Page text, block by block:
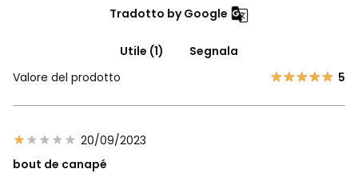
Tradotto by Google
Utile (1)
Segnala
Valore del prodotto
5
20/09/2023
bout de canapé